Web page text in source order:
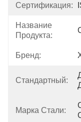
Сертификация:
Название
Продукта:
Бренд:
Стандартный:
Марка Стали: